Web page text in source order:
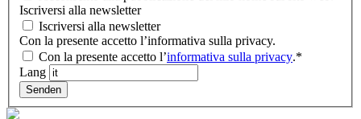
Iscriversi alla newsletter
Iscriversi alla newsletter
Con la presente accetto l’informativa sulla privacy.
Con la presente accetto l’informativa sulla privacy.*
Lang
Senden